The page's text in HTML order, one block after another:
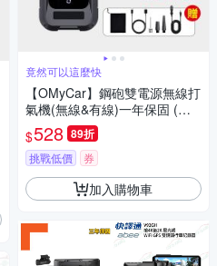
竟然可以這麼快
【OMyCar】鋼砲雙電源無線打
氣機(無線&有線)一年保固 (汽
車打氣機 輪胎打氣機 胎壓檢
測)
$528 89折
挑戰低價 券
加入購物車